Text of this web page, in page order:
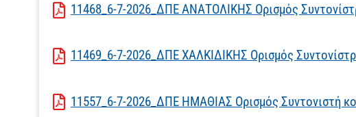
11468_6-7-2026_ΔΠΕ ΑΝΑΤΟΛΙΚΗΣ Ορισμός
11469_6-7-2026_ΔΠΕ ΧΑΛΚΙΔΙΚΗΣ Ορισμός
11557_6-7-2026_ΔΠΕ ΗΜΑΘΙΑΣ Ορισμός Συντονιστή